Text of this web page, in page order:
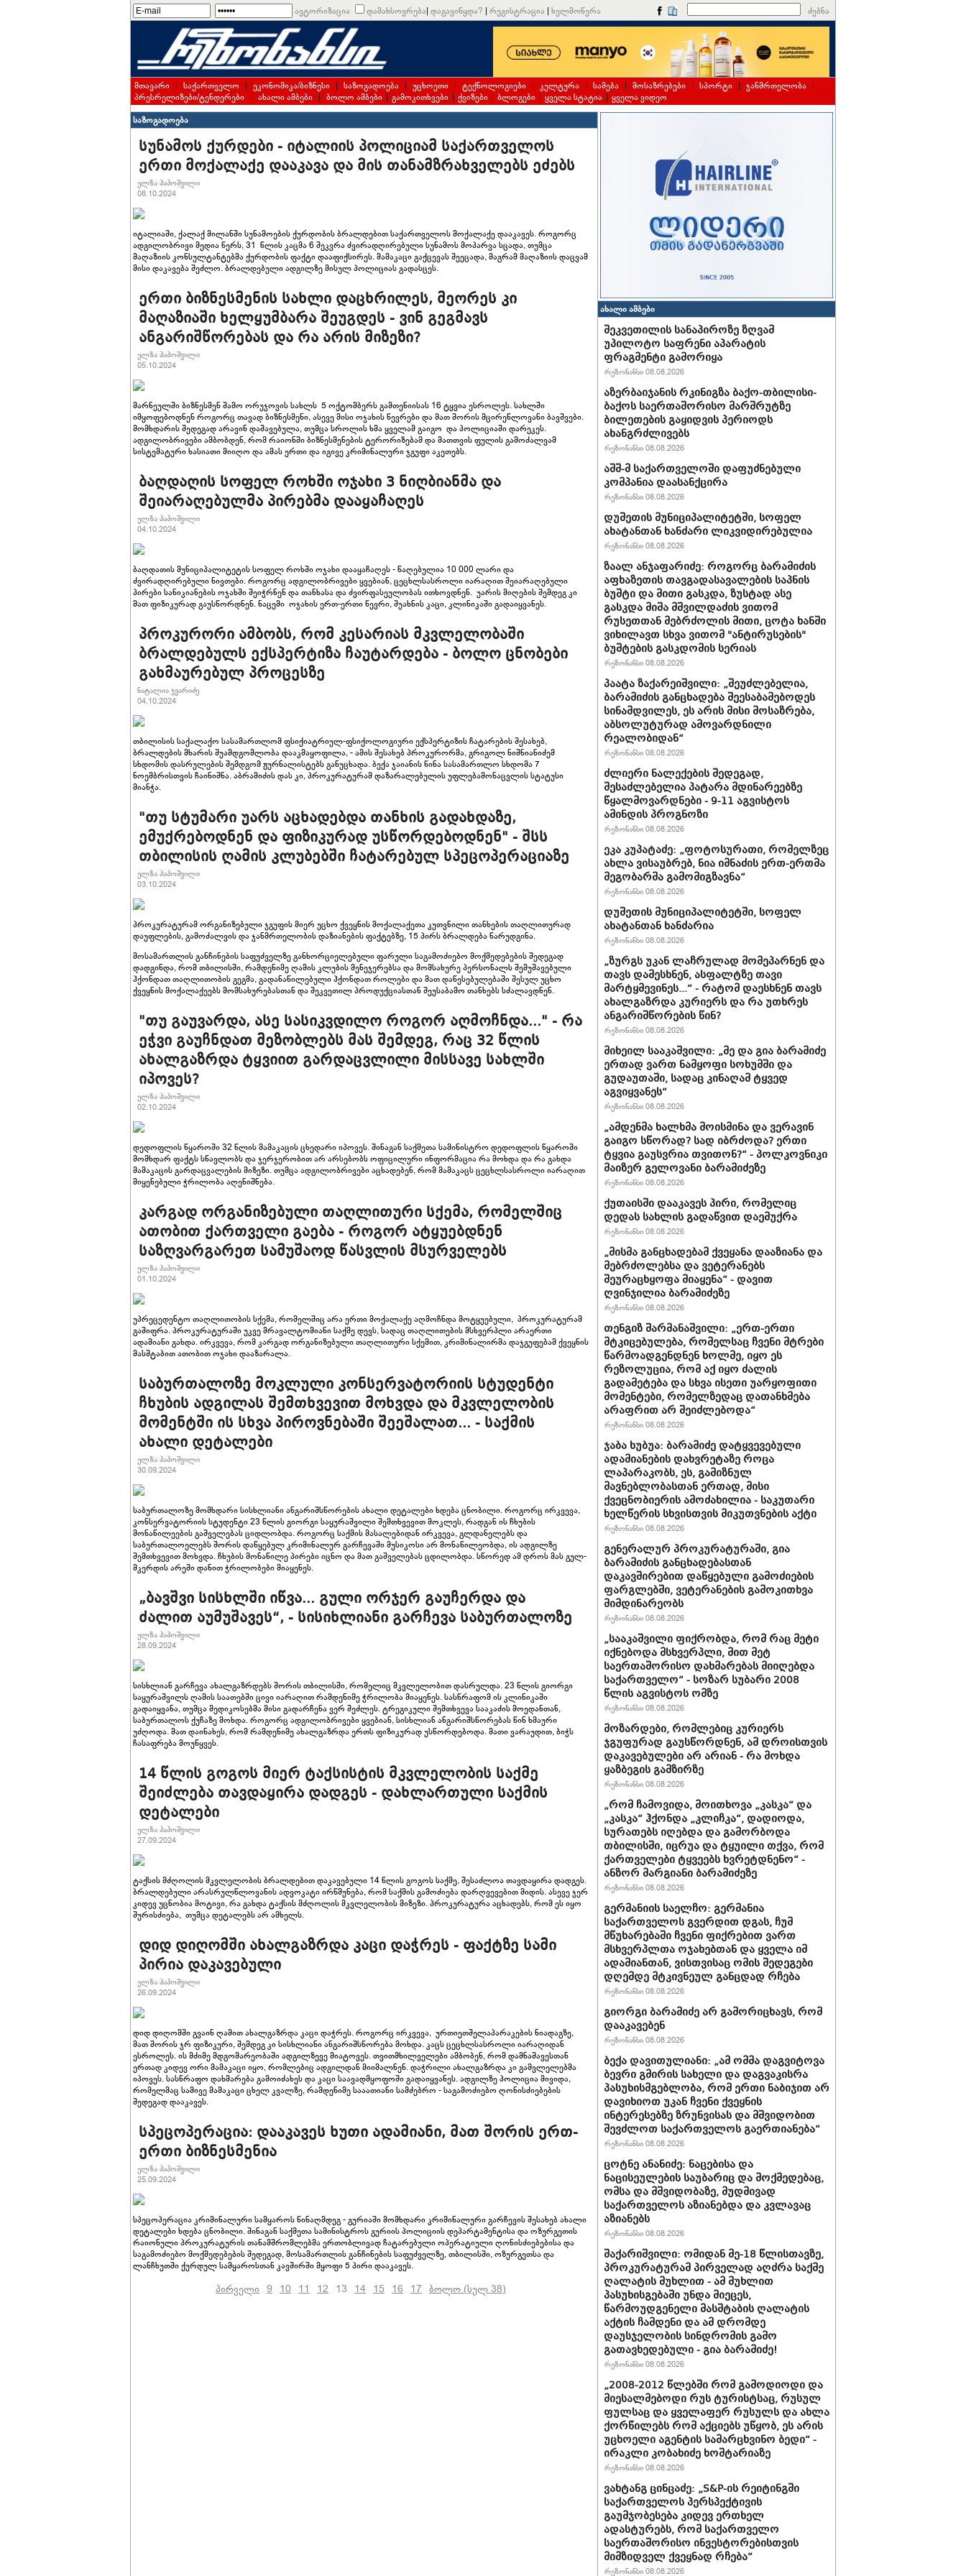
ავტორიზაცია დამახსოვრება| დაგავიწყდა? | რეგისტრაცია | ხელმოწერა ძებნა
მთავარი | საქართველო | ეკონომიკა/ბიზნესი | საზოგადოება | უცხოეთი | ტექნოლოგიები | კულტურა | სამება | მოსაზრებები | სპორტი | ჯანმრთელობა |
პრესრელიზები/ტენდერები | ახალი ამბები | ბოლო ამბები | გამოკითხვები | ქვიზები | ბლოგები | ყველა სტატია | ყველა ვიდეო
საზოგადოება
სუნამოს ქურდები - იტალიის პოლიციამ საქართველოს
ერთი მოქალაქე დააკავა და მის თანამზრახველებს ეძებს
ელზა პაპოშვილი
08.10.2024
იტალიაში, ქალაქ მილანში სუნამოების ქურდობის ბრალდებით საქართველოს მოქალაქე დააკავეს. როგორც
ადგილობრივი მედია წერს, 31 წლის კაცმა 6 შეკვრა ძვირადღირებული სუნამოს მოპარვა სცადა, თუმცა
მაღაზიის კონსულტანტებმა ქურდობის ფაქტი დააფიქსირეს. მამაკაცი გაქცევას შეეცადა, მაგრამ მაღაზიის დაცვამ
მისი დაკავება შეძლო. ბრალდებული ადგილზე მისულ პოლიციას გადასცეს.
ერთი ბიზნესმენის სახლი დაცხრილეს, მეორეს კი
მაღაზიაში ხელყუმბარა შეუგდეს - ვინ გეგმავს
ანგარიშწორებას და რა არის მიზეზი?
ელზა პაპოშვილი
05.10.2024
მარნეულში ბიზნესმენ შამო ორუჯოვის სახლს 5 ოქტომბერს გამთენიისას 16 ტყვია ესროლეს. სახლში
იმყოფებოდნენ როგორც თავად ბიზნესმენი, ასევე მისი ოჯახის წევრები და მათ შორის მცირეწლოვანი ბავშვები.
მომხდარის შედეგად არავინ დაშავებულა, თუმცა სროლის ხმა ყველამ გაიგო და პოლიციაში დარეკეს.
ადგილობრივები ამბობდენ, რომ რაიონში ბიზნესმენების ტერორიზებამ და მათთვის ფულის გამოძალვამ
სისტემატური ხასიათი მიიღო და ამას ერთი და იგივე კრიმინალური ჯგუფი აკეთებს.
ბაღდაღის სოფელ როხში ოჯახი 3 ნიღბიანმა და
შეიარაღებულმა პირებმა დააყაჩაღეს
ელზა პაპოშვილი
04.10.2024
ბაღდათის მუნიციპალიტეტის სოფელ როხში ოჯახი დააყაჩაღეს - წაღებულია 10 000 ლარი და
ძვირადღირებული ნივთები. როგორც ადგილობრივები ყვებიან, ცეცხლსასროლი იარაღით შეიარაღებული
პირები სანიკიანების ოჯახში შეიჭრნენ და თანხასა და ძვირფასეულობას ითხოვდნენ. უარის მიღების შემდეგ კი
მათ ფიზიკურად გაუსწორდნენ. ნაცემი ოჯახის ერთ-ერთი წევრი, შუახნის კაცი, კლინიკაში გადაიყვანეს.
პროკურორი ამბობს, რომ კესარიას მკვლელობაში
ბრალდებულს ექსპერტიზა ჩაუტარდება - ბოლო ცნობები
გახმაურებულ პროცესზე
ნატალია ჯვარიძე
04.10.2024
თბილისის საქალაქო სასამართლომ ფსიქიატრიულ-ფსიქოლოგიური ექსპერტიზის ჩატარების შესახებ,
ბრალდების მხარის შუამდგომლობა დააკმაყოფილა, - ამის შესახებ პროკურორმა, გრიგოლ ნიშნიანიძემ
სხდომის დასრულების შემდგომ ჟურნალისტებს განუცხადა. ბექა ჯაიანის წინა სასამართლო სხდომა 7
ნოემბრისთვის ჩაინიშნა. აბრამიძის დას კი, პროკურატურამ დაზარალებულის უფლებამონაცვლის სტატუსი
მიანჭა.
"თუ სტუმარი უარს აცხადებდა თანხის გადახდაზე,
ემუქრებოდნენ და ფიზიკურად უსწორდებოდნენ" - შსს
თბილისის ღამის კლუბებში ჩატარებულ სპეცოპერაციაზე
ელზა პაპოშვილი
03.10.2024
პროკურატურამ ორგანიზებული ჯგუფის მიერ უცხო ქვეყნის მოქალაქეთა კუთვნილი თანხების თაღლითურად
დაუფლების, გამოძალვის და ჯანმრთელობის დაზიანების ფაქტებზე, 15 პირს ბრალდება წარუდგინა.
მოსამართლის განჩინების საფუძველზე განხორციელებული ფარული საგამოძიებო მოქმედებების შედეგად
დადგინდა, რომ თბილისში, რამდენიმე ღამის კლუბის მენეჯერებსა და მომსახურე პერსონალს შემუშავებული
ჰქონდათ თაღლითობის გეგმა, გადანაწილებული ჰქონდათ როლები და მათ დაწესებულებაში შესულ უცხო
ქვეყნის მოქალაქეებს მომსახურებასთან და შეკვეთილ პროდუქციასთან შეუსაბამო თანხებს სძალავდნენ.
"თუ გაუვარდა, ასე სასიკვდილო როგორ აღმოჩნდა..." - რა
ეჭვი გაუჩნდათ მეზობლებს მას შემდეგ, რაც 32 წლის
ახალგაზრდა ტყვიით გარდაცვლილი მისსავე სახლში
იპოვეს?
ელზა პაპოშვილი
02.10.2024
დედოფლის წყაროში 32 წლის მამაკაცის ცხედარი იპოვეს. შინაგან საქმეთა სამინისტრო დედოფლის წყაროში
მომხდარ ფაქტს სწავლობს და ჯერჯერობით არ არსებობს ოფიცილური ინფორმაცია რა მოხდა და რა გახდა
მამაკაცის გარდაცვალების მიზეზი. თუმცა ადგილობრივები აცხადებენ, რომ მამაკაცს ცეცხლსასროლი იარაღით
მიყენებული ჭრილობა აღენიშნება.
კარგად ორგანიზებული თაღლითური სქემა, რომელშიც
ათობით ქართველი გაება - როგორ ატყუებდნენ
საზღვარგარეთ სამუშაოდ წასვლის მსურველებს
ელზა პაპოშვილი
01.10.2024
უპრეცედენტო თაღლითობის სქემა, რომელშიც არა ერთი მოქალაქე აღმოჩნდა მოტყუებული, პროკურატურამ
გაშიფრა. პროკურატურაში უკვე მრავალტომიანი საქმე დევს, სადაც თაღლითების მსხვერპლი არაერთი
ადამიანი გახდა. ირკვევა, რომ კარგად ორგანიზებული თაღლითური სქემით, კრიმინალირმა დაჯგუფებამ ქვეყნის
მასშტაბით ათობით ოჯახი დააზარალა.
საბურთალოზე მოკლული კონსერვატორიის სტუდენტი
ჩხუბის ადგილას შემთხვევით მოხვდა და მკვლელობის
მომენტში ის სხვა პიროვნებაში შეეშალათ... - საქმის
ახალი დეტალები
ელზა პაპოშვილი
30.09.2024
საბურთალოზე მომხდარი სისხლიანი ანგარიშსწორების ახალი დეტალები ხდება ცნობილი. როგორც ირკვევა,
კონსერვატორიის სტუდენტი 23 წლის გიორგი საყურაშვილი შემთხვევით მოკლეს, რადგან ის ჩხუბის
მონაწილეების გაშველებას ციდლობდა. როგორც საქმის მასალებიდან ირკვევა, გლდანელებს და
საბურთალოელებს შორის დაწყებულ კრიმინალურ გარჩევაში მუსიკოსი არ მონაწილეობდა, ის ადგილზე
შემთხვევით მოხვდა. ჩხუბის მონაწილე პირები იცნო და მათ გაშველებას ცდილობდა. სწორედ ამ დროს მას გულ-
მკერდის არეში დანით ჭრილობები მიაყენეს.
„ბავშვი სისხლში იწვა... გული ორჯერ გაუჩერდა და
ძალით აუმუშავეს“, - სისიხლიანი გარჩევა საბურთალოზე
ელზა პაპოშვილი
28.09.2024
სისხლიან გარჩევა ახალგაზრდებს შორის თბილისში, რომელიც მკვლელობით დასრულდა. 23 წლის გიორგი
საყურაშვილს ღამის საათებში ცივი იარაღით რამდენიმე ჭრილობა მიაყენეს. სასწრაფომ ის კლინიკაში
გადაიყვანა, თუმცა მედიკოსებმა მისი გადარჩენა ვერ შეძლეს. ტრეგიკული შემთხვევა სააკაძის მოედანთან,
საბურთალოს ქუჩაზე მოხდა. როგორც ადგილობრივები ყვებიან, სისხლიან ანგარიშსწორებას წინ ხმაური
უძღოდა. მათ დაინახეს, რომ რამდენიმე ახალგაზრდა ერთს ფიზიკურად უსწორდებოდა. მათი ვარაუდით, ბიჭს
ჩასაფრება მოუწყვეს.
14 წლის გოგოს მიერ ტაქსისტის მკვლელობის საქმე
შეიძლება თავდაყირა დადგეს - დახლართული საქმის
დეტალები
ელზა პაპოშვილი
27.09.2024
ტაქსის მძღოლის მკვლელობის ბრალდებით დაკავებული 14 წლის გოგოს საქმე, შესაძლოა თავდაყირა დადგეს.
ბრალდებული არასრულწლოვანის ადვოკატი ირწმუნება, რომ საქმის გამოძიება დარღვევებით მიდის. ასევე ჯერ
კიდევ უცნობია მოტივი, რა გახდა ტაქსის მძღოლის მკვლელობის მიზეზი. პროკურატურა აცხადებს, რომ ეს იყო
შურისძიება, თუმცა დეტალებს არ ამხელს.
დიდ დიღომში ახალგაზრდა კაცი დაჭრეს - ფაქტზე სამი
პირია დაკავებული
ელზა პაპოშვილი
26.09.2024
დიდ დიღომში გვაინ ღამით ახალგაზრდა კაცი დაჭრეს. როგორც ირკვევა, ურთიეთშელაპარაკების ნიადაგზე,
მათ შორის ჯრ ფიზიკური, შემდეგ კი სისხლიანი ანგარიშსწორება მოხდა. კაცს ცეცხლსასროლი იარაღიდან
ესროლეს. ის მძიმე მდგომარეობაში ადგილზევე მიატოვეს. თვითმხილველები ამბობენ, რომ დამნაშავესთან
ერთად კიდევ ორი მამაკაცი იყო, რომლებიც ადგილდან მიიმალნენ. დაჭრილი ახალგაზრდა კი გამვლელებმა
იპოვეს. სასწრაფო დახმარება გამოიძახეს და კაცი საავადმყოფოში გადაიყვანეს. ადგილზე პოლიცია მივიდა,
რომელმაც სამივე მამაკაცი ცხელ კვალზე, რამდენიმე სააათიანი სამძებრო - საგამოძიებო ღონისძიებების
შედეგად დააკავეს.
სპეცოპერაცია: დააკავეს ხუთი ადამიანი, მათ შორის ერთ-
ერთი ბიზნესმენია
ელზა პაპოშვილი
25.09.2024
სპეცოპერაცია კრიმინალური სამყაროს წინაღმდეგ - გურიაში მომხდარი კრიმინალური გარჩევის შესახებ ახალი
დეტალები ხდება ცნობილი. შინაგან საქმეთა სამინისტროს გურიის პოლიციის დეპარტამენტისა და ოზურგეთის
რაიონული პროკურატურის თანამშრომლებმა ერთობლივად ჩატარებული ოპერატიული ღონისძიებებისა და
საგამოძიებო მოქმედებების შედეგად, მოსამართლის განჩინების საფუძველზე, თბილისში, ოზურგეთსა და
ლანჩხუთში ქურდულ სამყაროსთან კავშირში მყოფი 5 პირი დააკავეს.
პირველი 9 10 11 12 13 14 15 16 17 ბოლო (სულ 38)
ახალი ამბები
შეკვეთილის სანაპიროზე ზღვამ
უპილოტო საფრენი აპარატის
ფრაგმენტი გამორიყა
რეზონანსი 08.08.2026
აზერბაიჯანის რკინიგზა ბაქო-თბილისი-
ბაქოს საერთაშორისო მარშრუტზე
ბილეთების გაყიდვის პერიოდს
ახანგრძლივებს
რეზონანსი 08.08.2026
აშშ-მ საქართველოში დაფუძნებული
კომპანია დაასანქცირა
რეზონანსი 08.08.2026
დუშეთის მუნიციპალიტეტში, სოფელ
ახატანთან ხანძარი ლიკვიდირებულია
რეზონანსი 08.08.2026
ზაალ ანჯაფარიძე: როგორც ბარამიძის
აფხაზეთის თავგადასავალების საპნის
ბუშტი და მითი გასკდა, ზუსტად ასე
გასკდა მიშა მშვილდაძის ვითომ
რუსეთთან მებრძოლის მითი, ცოტა ხანში
ვიხილავთ სხვა ვითომ "ანტირუსების"
ბუშტების გასკდომის სერიას
რეზონანსი 08.08.2026
პაატა ზაქარეიშვილი: „შეუძლებელია,
ბარამიძის განცხადება შეესაბამებოდეს
სინამდვილეს, ეს არის მისი მოსაზრება,
აბსოლუტურად ამოვარდნილი
რეალობიდან“
რეზონანსი 08.08.2026
ძლიერი ნალექების შედეგად,
შესაძლებელია პატარა მდინარეებზე
წყალმოვარდნები - 9-11 აგვისტოს
ამინდის პროგნოზი
რეზონანსი 08.08.2026
ეკა კუპატაძე: „ფოტოსურათი, რომელზეც
ახლა ვისაუბრებ, ნია იმნაძის ერთ-ერთმა
მეგობარმა გამომიგზავნა“
რეზონანსი 08.08.2026
დუშეთის მუნიციპალიტეტში, სოფელ
ახატანთან ხანძარია
რეზონანსი 08.08.2026
„ზურგს უკან ლაჩრულად მომეპარნენ და
თავს დამესხნენ, ასფალტზე თავი
მარტყმევინეს...“ - რატომ დაესხნენ თავს
ახალგაზრდა კურიერს და რა უთხრეს
ანგარიშწორების წინ?
რეზონანსი 08.08.2026
მიხეილ სააკაშვილი: „მე და გია ბარამიძე
ერთად ვართ ნამყოფი სოხუმში და
გუდაუთაში, სადაც კინაღამ ტყვედ
აგვიყვანეს“
რეზონანსი 08.08.2026
„ამდენმა ხალხმა მოისმინა და ვერავინ
გაიგო სწორად? სად იბრძოდა? ერთი
ტყვია გაუსვრია თვითონ?“ - პოლკოვნიკი
მაიზერ გელოვანი ბარამიძეზე
რეზონანსი 08.08.2026
ქუთაისში დააკავეს პირი, რომელიც
დედას სახლის გადაწვით დაემუქრა
რეზონანსი 08.08.2026
„მისმა განცხადებამ ქვეყანა დააზიანა და
მებრძოლებსა და ვეტერანებს
შეურაცხყოფა მიაყენა“ - დავით
ღვინჯილია ბარამიძეზე
რეზონანსი 08.08.2026
თენგიზ შარმანაშვილი: „ერთ-ერთი
მტკიცებულება, რომელსაც ჩვენი მტრები
წარმოადგენდნენ ხოლმე, იყო ეს
რეზოლუცია, რომ აქ იყო ძალის
გადამეტება და სხვა ისეთი უარყოფითი
მომენტები, რომელზედაც დათანხმება
არაფრით არ შეიძლებოდა“
რეზონანსი 08.08.2026
ჯაბა ხუბუა: ბარამიძე დატყვევებული
ადამიანების დახვრეტაზე როცა
ლაპარაკობს, ეს, გამიზნულ
მავნებლობასთან ერთად, მისი
ქვეცნობიერის ამოძახილია - საკუთარი
ხელწერის სხვისთვის მიკუთვნების აქტი
რეზონანსი 08.08.2026
გენერალურ პროკურატურაში, გია
ბარამიძის განცხადებასთან
დაკავშირებით დაწყებული გამოძიების
ფარგლებში, ვეტერანების გამოკითხვა
მიმდინარეობს
რეზონანსი 08.08.2026
„სააკაშვილი ფიქრობდა, რომ რაც მეტი
იქნებოდა მსხვერპლი, მით მეტ
საერთაშორისო დახმარებას მიიღებდა
საქართველო“ - სოზარ სუბარი 2008
წლის აგვისტოს ომზე
რეზონანსი 08.08.2026
მოზარდები, რომლებიც კურიერს
ჯგუფურად გაუსწორდნენ, ამ დროისთვის
დაკავებულები არ არიან - რა მოხდა
ყაზბეგის გამზირზე
რეზონანსი 08.08.2026
„რომ ჩამოვიდა, მოითხოვა „კასკა“ და
„კასკა“ ჰქონდა „კლიჩკა“, დადიოდა,
სურათებს იღებდა და გამორბოდა
თბილისში, იცრუა და ტყუილი თქვა, რომ
ქართველები ტყვეებს ხვრეტდნენო“ -
ანზორ მარგიანი ბარამიძეზე
რეზონანსი 08.08.2026
გერმანიის საელჩო: გერმანია
საქართველოს გვერდით დგას, ჩუმ
მწუხარებაში ჩვენი ფიქრებით ვართ
მსხვერპლთა ოჯახებთან და ყველა იმ
ადამიანთან, ვისთვისაც ომის შედეგები
დღემდე მტკივნეულ განცდად რჩება
რეზონანსი 08.08.2026
გიორგი ბარამიძე არ გამორიცხავს, რომ
დააკავებენ
რეზონანსი 08.08.2026
ბექა დავითულიანი: „ამ ომმა დაგვიტოვა
ბევრი გმირის სახელი და დაგვაკისრა
პასუხისმგებლობა, რომ ერთი ნაბიჯით არ
დავიხიოთ უკან ჩვენი ქვეყნის
ინტერესებზე ზრუნვისას და მშვიდობით
შევძლოთ საქართველოს გაერთიანება“
რეზონანსი 08.08.2026
ცოტნე ანანიძე: ნაცებისა და
ნაცისეულების საუბარიც და მოქმედებაც,
ომსა და მშვიდობაზე, მუდმივად
საქართველოს აზიანებდა და კვლავაც
აზიანებს
რეზონანსი 08.08.2026
შაქარიშვილი: ომიდან მე-18 წლისთავზე,
პროკურატურამ პირველად აღძრა საქმე
ღალატის მუხლით - ამ მუხლით
პასუხისგებაში უნდა მიეცეს,
წარმოუდგენელი მასშტაბის ღალატის
აქტის ჩამდენი და ამ დრომდე
დაუსჯელობის სინდრომის გამო
გათავხედებული - გია ბარამიძე!
რეზონანსი 08.08.2026
„2008-2012 წლებში რომ გამოდიოდი და
მიესალმებოდი რუს ტურისტსაც, რუსულ
ფულსაც და ყველაფერ რუსულს და ახლა
ქორწილებს რომ აქციებს უწყობ, ეს არის
უცხოელი აგენტის სამარცხვინო ბედი“ -
ირაკლი კობახიძე ხოშტარიაზე
რეზონანსი 08.08.2026
ვახტანგ ცინცაძე: „S&P-ის რეიტინგში
საქართველოს პერსპექტივის
გაუმჯობესება კიდევ ერთხელ
ადასტურებს, რომ საქართველო
საერთაშორისო ინვესტორებისთვის
მიმზიდველ ქვეყნად რჩება“
რეზონანსი 08.08.2026